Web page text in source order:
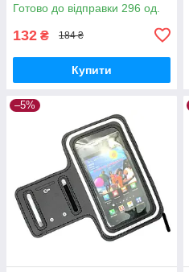
Готово до відправки 296 од.
132 ₴ 184 ₴
Купити
–5%